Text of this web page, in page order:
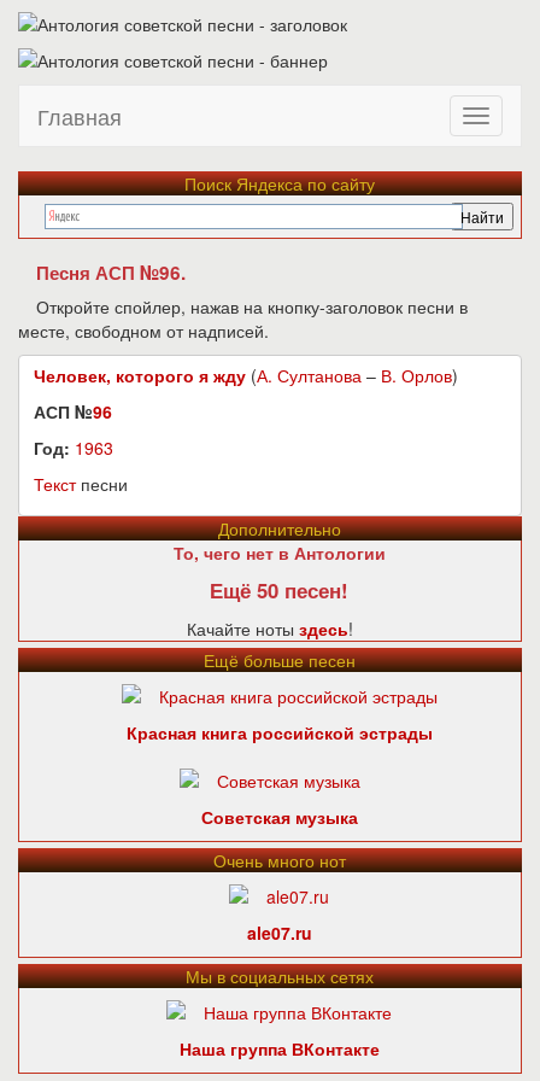
Главная
Поиск Яндекса по сайту
Песня АСП №96.
Откройте спойлер, нажав на кнопку-заголовок песни в
месте, свободном от надписей.
Человек, которого я жду (А. Султанова – В. Орлов)
АСП №96
Год: 1963
Текстпесни
Дополнительно
То, чего нет в Антологии
Ещё 50 песен!
Качайте ноты здесь!
Ещё больше песен
Красная книга российской эстрады
Советская музыка
Очень много нот
ale07.ru
Мы в социальных сетях
Наша группа ВКонтакте